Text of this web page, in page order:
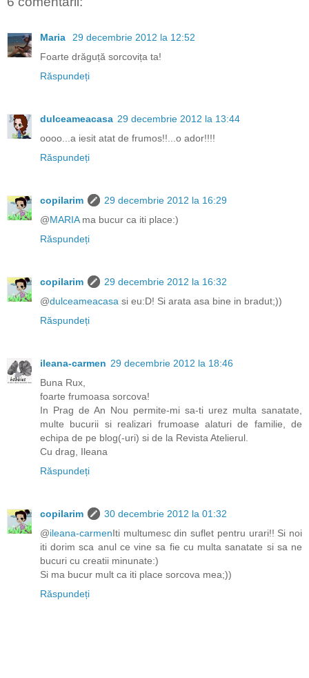
Maria
29 decembrie 2012 la 12:52
Foarte drăguță sorcovița ta!
Răspundeți
dulceameacasa 29 decembrie 2012 la 13:44
oooo...a iesit atat de frumos!!...o ador!!!!
Răspundeți
copilarim
29 decembrie 2012 la 16:29
@MARIAma bucur ca iti place:)
Răspundeți
copilarim
29 decembrie 2012 la 16:32
@dulceameacasa si eu:D! Si arata asa bine in bradut;))
Răspundeți
ileana-carmen 29 decembrie 2012 la 18:46
Buna Rux,
foarte frumoasa sorcova!
In Prag de An Nou permite-mi sa-ti urez multa sanatate,
multe bucurii si realizari frumoase alaturi de familie, de
echipa de pe blog(-uri) si de la Revista Atelierul.
Cu drag, Ileana
Răspundeți
copilarim
30 decembrie 2012 la 01:32
@ileana-carmenIti multumesc din suflet pentru urari!! Si noi
iti dorim sca anul ce vine sa fie cu multa sanatate si sa ne
bucuri cu creatii minunate:)
Si ma bucur mult ca iti place sorcova mea;))
Răspundeți